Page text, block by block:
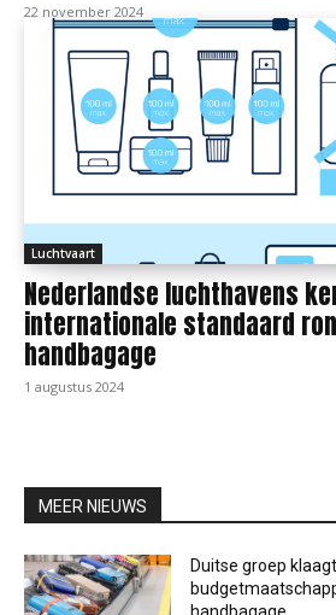
22 november 2024
Luchtvaart
Nederlandse luchthavens
internationale standaard
handbagage
1 augustus 2024
MEER NIEUWS
Duitse groep klaagt